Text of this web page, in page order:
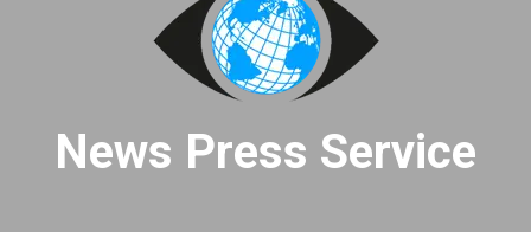
News Press Service